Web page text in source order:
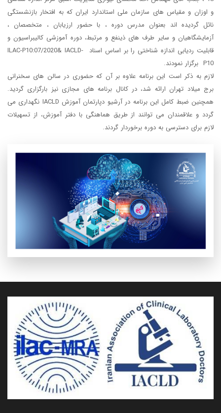
و اوزان و مقیاس های سازمان ملی استاندارد ایران که به افتخار بازنشستگی
نائل گردیده اند بعنوان مدرس دوره ، با حضور ارزیابان ، متخصصان ،
آزمایشگاهیان و سایر طرف های ذینفع و مرتبط، دوره آموزشی کالیبراسیون و
قابلیت ردیابی اندازه شناختی را بر اساس اسناد ILAC-P10:07/2020& IACLD-
P10 برگزار نمودند.
لازم به ذکر است این برنامه علاوه بر آن که حضوری در سالن های سخنرانی
برج میلاد تهران ارائه شد، در کانال برنامه های مجازی نیز بارگزاری گردید.
همچنین ضبط کامل این برنامه در آرشیو دپارتمان آموزش IACLD نگهداری می
گردد و علاقمندان می توانند از طریق هماهنگی با دفتر آموزش، از تسهیلات
لازم برای دسترسی به دوره برخوردار گردند.